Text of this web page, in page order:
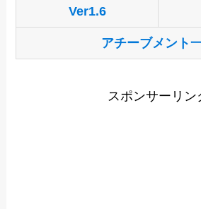
Ver1.6
アチーブメント
スポンサーリン